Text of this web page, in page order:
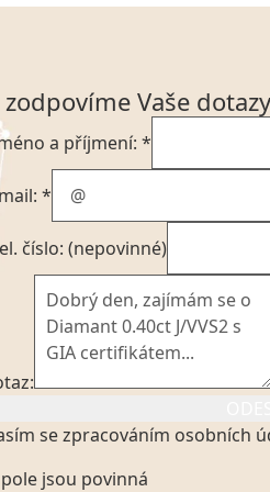
zodpovíme Vaše dotazy
a příjmení: *
*
číslo: (nepovinné)
se zpracováním osobních
na výše uvedený odkaz, v
jsou povinná